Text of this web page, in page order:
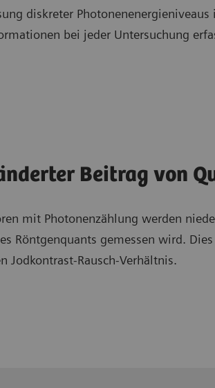
diskreter
bei jeder Untersuchung
Beitrag von
mit Photonenzählung werden
Röntgenquants gemessen wird.
Jodkontrast-Rausch-Verhältnis.